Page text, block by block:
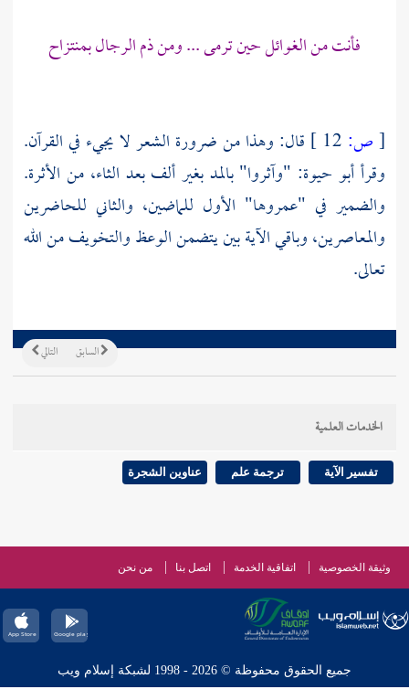
فأنت من الغوائل حين ترمى ... ومن ذم الرجال بمنتزاح
[ص:
قال: وهذا من ضرورة الشعر لا يجيء في القرآن.
وقرأأبو حيوة: "وآثروا" بالمد بغير ألف بعد الثاء، من الأثرة.
والضمير في "عمروها" الأول للماضين، والثاني للحاضرين
والمعاصرين، وباقي الآية بين يتضمن الوعظ والتخويف من الله
تعالى.
التالي السابق
الخدمات العلمية
تفسير الآية ترجمة علم عناوين الشجرة
وثيقة الخصوصية اتفاقية الخدمة اتصل بنا من نحن
جميع الحقوق محفوظة © 2026 - 1998 لشبكة إسلام ويب